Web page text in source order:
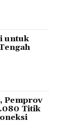
untuk
Pemprov
Titik